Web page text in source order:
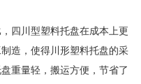
四川型塑料托盘在成本上更
造，使得川形塑料托盘的采
重量轻，搬运方便，节省了